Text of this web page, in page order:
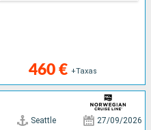
460 € +Taxas
Seattle 27/09/2026